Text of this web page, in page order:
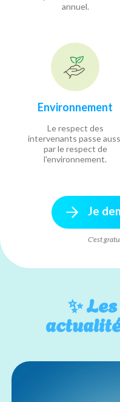
annuel.
Environnement
Le respect des
intervenants passe
par le respect de
l'environnement.
Je
C'est
✨